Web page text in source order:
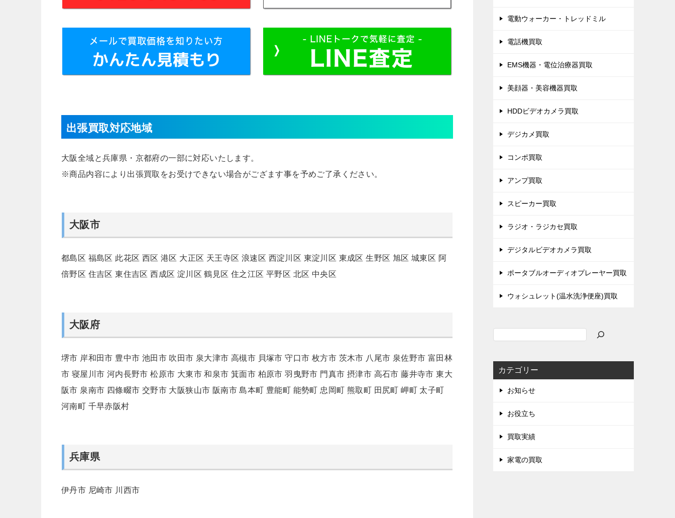
出張買取対応地域
大阪全域と兵庫県・京都府の一部に対応いたします。
※商品内容により出張買取をお受けできない場合がござます事を予めご了承ください。
大阪市
都島区 福島区 此花区 西区 港区 大正区 天王寺区 浪速区 西淀川区 東淀川区 東成区 生野区 旭区 城東区 阿
倍野区 住吉区 東住吉区 西成区 淀川区 鶴見区 住之江区 平野区 北区 中央区
大阪府
堺市 岸和田市 豊中市 池田市 吹田市 泉大津市 高槻市 貝塚市 守口市 枚方市 茨木市 八尾市 泉佐野市 富田林
市 寝屋川市 河内長野市 松原市 大東市 和泉市 箕面市 柏原市 羽曳野市 門真市 摂津市 高石市 藤井寺市 東大
阪市 泉南市 四條畷市 交野市 大阪狭山市 阪南市 島本町 豊能町 能勢町 忠岡町 熊取町 田尻町 岬町 太子町
河南町 千早赤阪村
兵庫県
伊丹市 尼崎市 川西市
電動ウォーカー・トレッドミル
電話機買取
EMS機器・電位治療器買取
美顔器・美容機器買取
HDDビデオカメラ買取
デジカメ買取
コンポ買取
アンプ買取
スピーカー買取
ラジオ・ラジカセ買取
デジタルビデオカメラ買取
ポータブルオーディオプレーヤー買取
ウォシュレット(温水洗浄便座)買取
カテゴリー
お知らせ
お役立ち
買取実績
家電の買取